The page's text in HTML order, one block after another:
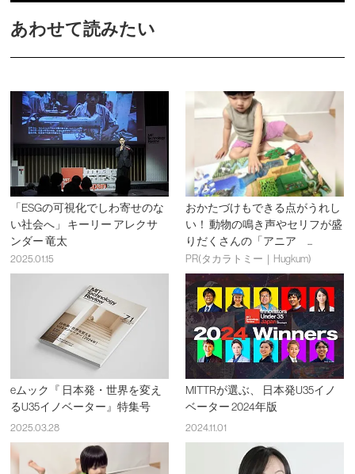
あわせて読みたい
「ESGの可視化でしわ寄せのな
い社会へ」 キーリー アレクサ
ンダー 竜太
2025.01.15
おかたづけもできる点がうれし
い！ 動物の鳴き声やセリフが盛
りだくさんの「アニア ...
PR(タカラトミー｜Hugkum)
eムック『 日本発・世界を変え
るU35イノベーター』特集号
2025.03.28
MITTRが選ぶ、 日本発U35イノ
ベーター 2024年版
2024.11.01